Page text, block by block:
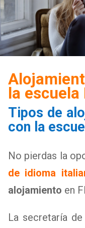
la escuela
Tipos de
con la
No pierdas la
de idioma
alojamiento en
La secretaría